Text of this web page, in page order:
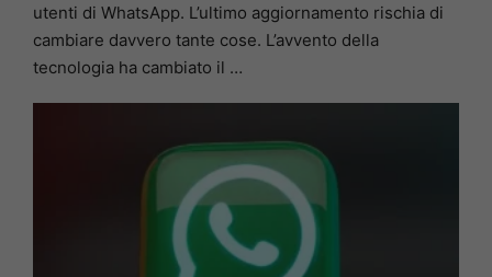
utenti di WhatsApp. L’ultimo aggiornamento rischia di
cambiare davvero tante cose. L’avvento della
tecnologia ha cambiato il …